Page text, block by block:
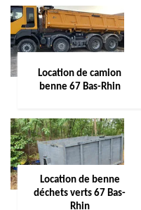
Location de camion
benne 67 Bas-Rhin
Location de benne
déchets verts 67 Bas-
Rhin